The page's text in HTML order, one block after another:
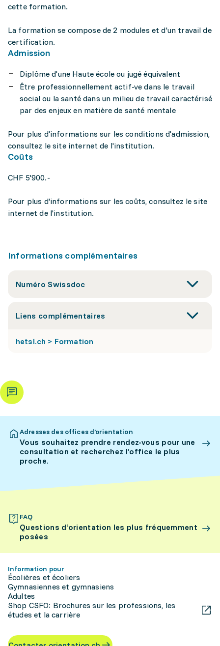
cette formation.
La formation se compose de 2 modules et d'un travail de
certification.
Admission
Diplôme d'une Haute école ou jugé équivalent
Être professionnellement actif-ve dans le travail
social ou la santé dans un milieu de travail caractérisé
par des enjeux en matière de santé mentale
Pour plus d'informations sur les conditions d'admission,
consultez le site internet de l'institution.
Coûts
CHF 5'900.-
Pour plus d'informations sur les coûts, consultez le site
internet de l'institution.
Informations complémentaires
Numéro Swissdoc
Liens complémentaires
hetsl.ch > Formation
Adresses des offices d’orientation
Vous souhaitez prendre rendez-vous pour une
consultation et recherchez l’office le plus
proche.
FAQ
Questions d’orientation les plus fréquemment
posées
Information pour
Écolières et écoliers
Gymnasiennes et gymnasiens
Adultes
Shop CSFO: Brochures sur les professions, les
études et la carrière